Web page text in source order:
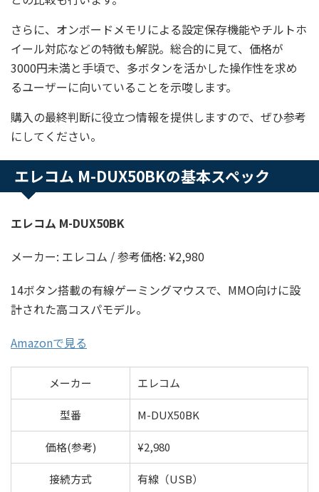
さらに、オンボードメモリによる設定保存機能やチルトホ
イール対応などの特徴も解説。総合的に見て、価格が
3000円未満と手頃で、多ボタンを活かした操作性を求め
るユーザーに向いていることを示唆します。
購入の最終判断に役立つ情報を提供しますので、ぜひ参考
にしてください。
エレコム M-DUX50BKの基本スペック
エレコム M-DUX50BK
メーカー: エレコム / 参考価格: ¥2,980
14ボタン搭載の有線ゲーミングマウスで、MMO向けに設
計された高コスパモデル。
Amazonで見る
メーカー エレコム
型番 M-DUX50BK
価格(参考) ¥2,980
接続方式 有線（USB）